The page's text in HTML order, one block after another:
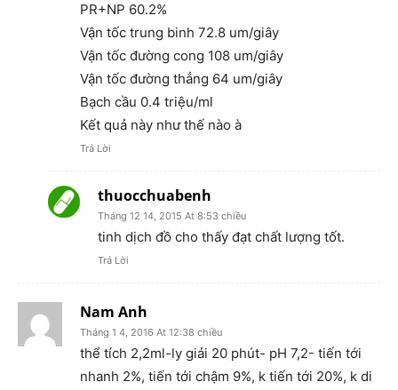
PR+NP 60.2%
Vận tốc trung binh 72.8 um/giây
Vận tốc đường cong 108 um/giây
Vận tốc đường thẳng 64 um/giây
Bạch cầu 0.4 triệu/ml
Kết quả này như thế nào à
Trả Lời
thuocchuabenh
Tháng 12 14, 2015 At 8:53 chiều
tinh dịch đồ cho thấy đạt chất lượng tốt.
Trả Lời
Nam Anh
Tháng 1 4, 2016 At 12:38 chiều
thể tích 2,2ml-ly giải 20 phút- pH 7,2- tiến tới
nhanh 2%, tiến tới chậm 9%, k tiến tới 20%, k di